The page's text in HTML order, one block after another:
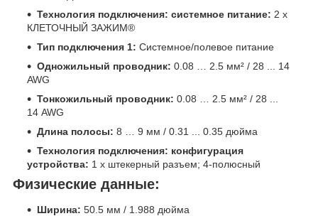
Технология подключения: системное питание: 2 x
КЛЕТОЧНЫЙ ЗАЖИМ®
Тип подключения 1: Системное/полевое питание
Одножильный проводник: 0.08 … 2.5 мм² / 28 ... 14
AWG
Тонкожильный проводник: 0.08 … 2.5 мм² / 28 ...
14 AWG
Длина полосы: 8 … 9 мм / 0.31 ... 0.35 дюйма
Технология подключения: конфигурация
устройства: 1 x штекерный разъем; 4-полюсный
Физические данные:
Ширина: 50.5 мм / 1.988 дюйма